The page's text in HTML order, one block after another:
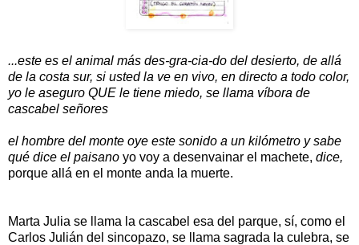
...este es el animal más des-gra-cia-do del desierto, de allá
de la costa sur, si usted la ve en vivo, en directo a todo color,
yo le aseguro QUE le tiene miedo, se llama víbora de
cascabel señores
el hombre del monte oye este sonido a un kilómetro y sabe
qué dice el paisano yo voy a desenvainar el machete, dice,
porque allá en el monte anda la muerte.
Marta Julia se llama la cascabel esa del parque, sí, como el
Carlos Julián del sincopazo, se llama sagrada la culebra, se